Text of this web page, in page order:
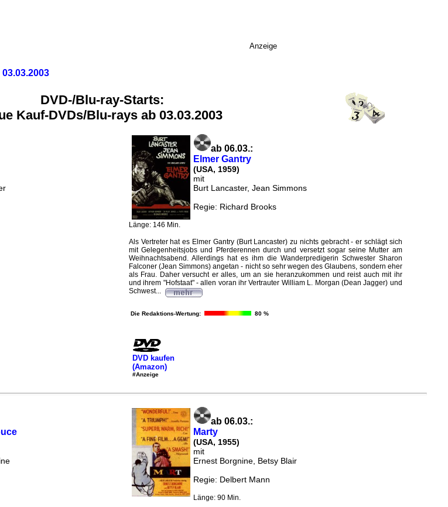
03.03.2003
DVD-/Blu-ray-Starts:
Kauf-DVDs/Blu-rays ab 03.03.2003
ab 06.03.:
Elmer Gantry
(USA, 1959)
mit
Burt Lancaster, Jean Simmons
Regie: Richard Brooks
Länge: 146 Min.
Als Vertreter hat es Elmer Gantry (Burt Lancaster) zu nichts gebracht - er schlägt sich
mit Gelegenheitsjobs und Pferderennen durch und versetzt sogar seine Mutter am
Weihnachtsabend. Allerdings hat es ihm die Wanderpredigerin Schwester Sharon
Falconer (Jean Simmons) angetan - nicht so sehr wegen des Glaubens, sondern eher
als Frau. Daher versucht er alles, um an sie heranzukommen und reist auch mit ihr
und ihrem "Hofstaat" - allen voran ihr Vertrauter William L. Morgan (Dean Jagger) und
Schwest...
Die Redaktions-Wertung: 80 %
DVD kaufen
(Amazon)
#Anzeige
ab 06.03.:
Marty
(USA, 1955)
mit
Ernest Borgnine, Betsy Blair
Regie: Delbert Mann
Länge: 90 Min.
Anzeige